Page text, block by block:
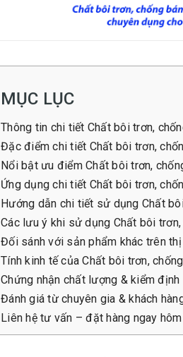
MỤC LỤC
Thông tin chi tiết Chất bôi trơn,
Đặc điểm chi tiết Chất bôi trơn,
Nổi bật ưu điểm Chất bôi trơn,
Ứng dụng chi tiết Chất bôi trơn,
Hướng dẫn chi tiết sử dụng Chất
Các lưu ý khi sử dụng Chất bôi
Đối sánh với sản phẩm khác trên
Tính kinh tế của Chất bôi trơn,
Chứng nhận chất lượng & kiểm định
Đánh giá từ chuyên gia & khách
Liên hệ tư vấn – đặt hàng ngay